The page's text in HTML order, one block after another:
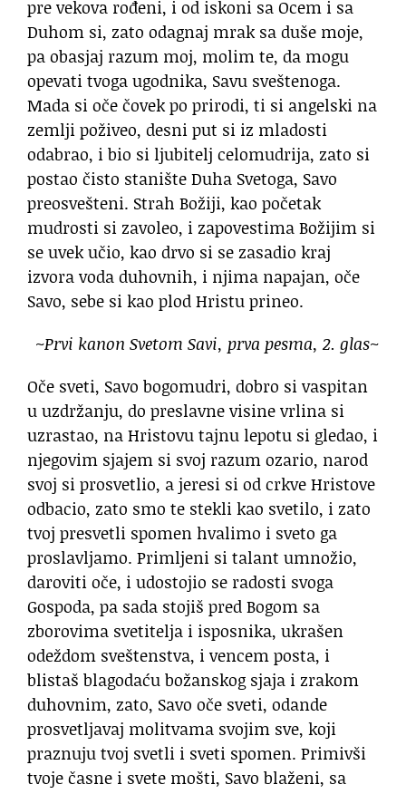
pre vekova rođeni, i od iskoni sa Ocem i sa
Duhom si, zato odagnaj mrak sa duše moje,
pa obasjaj razum moj, molim te, da mogu
opevati tvoga ugodnika, Savu sveštenoga.
Mada si oče čovek po prirodi, ti si angelski na
zemlji poživeo, desni put si iz mladosti
odabrao, i bio si ljubitelj celomudrija, zato si
postao čisto stanište Duha Svetoga, Savo
preosvešteni. Strah Božiji, kao početak
mudrosti si zavoleo, i zapovestima Božijim si
se uvek učio, kao drvo si se zasadio kraj
izvora voda duhovnih, i njima napajan, oče
Savo, sebe si kao plod Hristu prineo.
~Prvi kanon Svetom Savi, prva pesma, 2. glas~
Oče sveti, Savo bogomudri, dobro si vaspitan
u uzdržanju, do preslavne visine vrlina si
uzrastao, na Hristovu tajnu lepotu si gledao, i
njegovim sjajem si svoj razum ozario, narod
svoj si prosvetlio, a jeresi si od crkve Hristove
odbacio, zato smo te stekli kao svetilo, i zato
tvoj presvetli spomen hvalimo i sveto ga
proslavljamo. Primljeni si talant umnožio,
daroviti oče, i udostojio se radosti svoga
Gospoda, pa sada stojiš pred Bogom sa
zborovima svetitelja i isposnika, ukrašen
odeždom sveštenstva, i vencem posta, i
blistaš blagodaću božanskog sjaja i zrakom
duhovnim, zato, Savo oče sveti, odande
prosvetljavaj molitvama svojim sve, koji
praznuju tvoj svetli i sveti spomen. Primivši
tvoje časne i svete mošti, Savo blaženi, sa